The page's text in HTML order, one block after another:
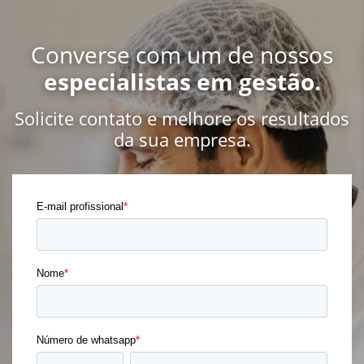
Converse com um de nossos
especialistas em gestão.
Solicite contato e melhore os resultados
da sua empresa.